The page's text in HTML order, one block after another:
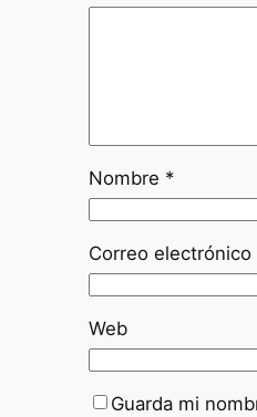
Nombre *
Correo electrónico
Web
Guarda mi